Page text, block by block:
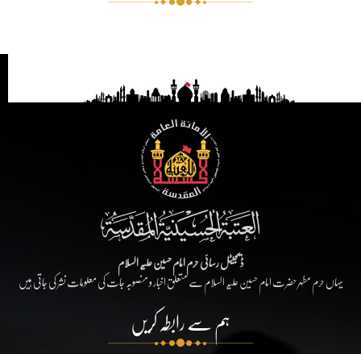
ڈیجیٹل رسائی حرم امام حسین علیہ السلام
یہاں حرم مطہر حضرت امام حسین علیہ السلام سے متعلق اخبار و منصوبہ جات کی معلومات نشر کی جاتی ہیں
ہم سے رابطہ کریں